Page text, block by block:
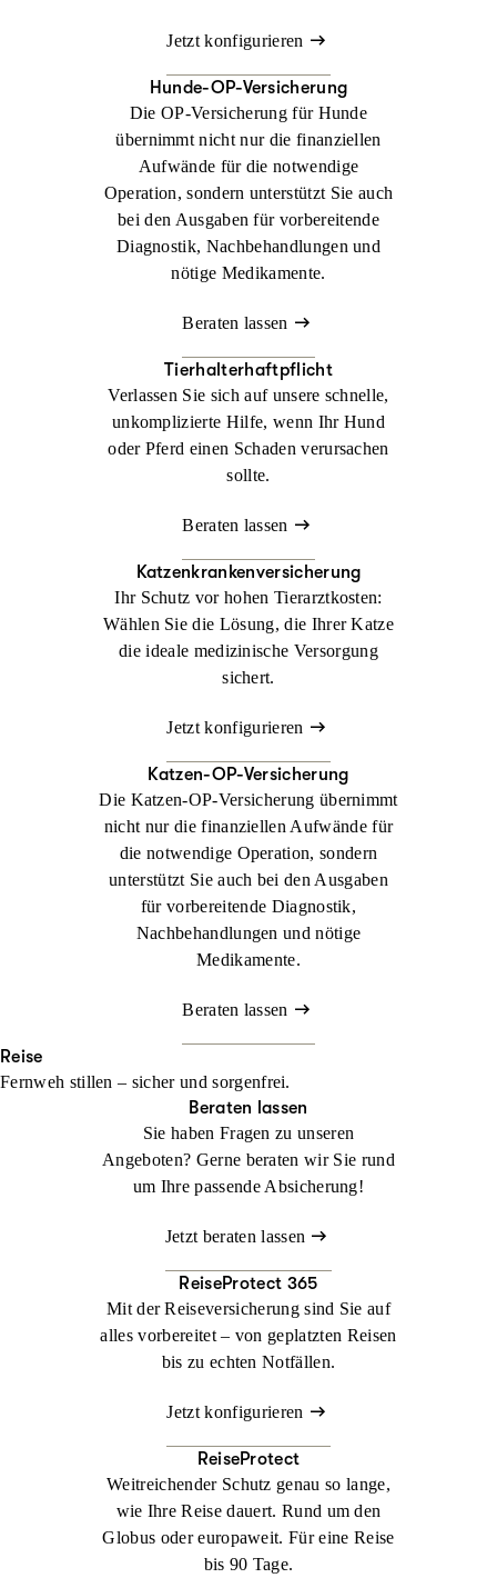
Jetzt konfigurieren
Hunde-OP-Versicherung
Die OP-Versicherung für Hunde
übernimmt nicht nur die finanziellen
Aufwände für die notwendige
Operation, sondern unterstützt Sie auch
bei den Ausgaben für vorbereitende
Diagnostik, Nachbehandlungen und
nötige Medikamente.
Beraten lassen
Tierhalterhaftpflicht
Verlassen Sie sich auf unsere schnelle,
unkomplizierte Hilfe, wenn Ihr Hund
oder Pferd einen Schaden verursachen
sollte.
Beraten lassen
Katzenkrankenversicherung
Ihr Schutz vor hohen Tierarztkosten:
Wählen Sie die Lösung, die Ihrer Katze
die ideale medizinische Versorgung
sichert.
Jetzt konfigurieren
Katzen-OP-Versicherung
Die Katzen-OP-Versicherung übernimmt
nicht nur die finanziellen Aufwände für
die notwendige Operation, sondern
unterstützt Sie auch bei den Ausgaben
für vorbereitende Diagnostik,
Nachbehandlungen und nötige
Medikamente.
Beraten lassen
Reise
Fernweh stillen – sicher und sorgenfrei.
Beraten lassen
Sie haben Fragen zu unseren
Angeboten? Gerne beraten wir Sie rund
um Ihre passende Absicherung!
Jetzt beraten lassen
ReiseProtect 365
Mit der Reiseversicherung sind Sie auf
alles vorbereitet – von geplatzten Reisen
bis zu echten Notfällen.
Jetzt konfigurieren
ReiseProtect
Weitreichender Schutz genau so lange,
wie Ihre Reise dauert. Rund um den
Globus oder europaweit. Für eine Reise
bis 90 Tage.